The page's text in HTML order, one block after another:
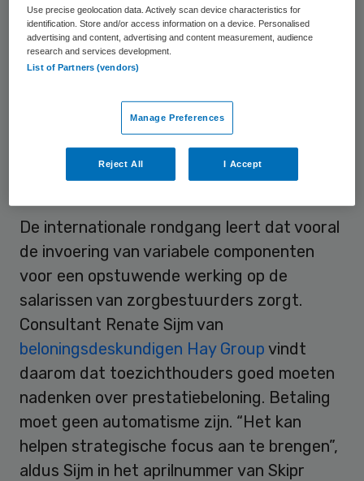
geen zuivere afspiegeling van de feitelijke
inkomenspositie. Gecorrigeerd voor
koopkracht en de relatieve omvang van de
zorgbestuurders er gunstig uit ten
opzichte van hun buitenlandse collega’s.
Prestatiebeloning
De internationale rondgang leert dat vooral
de invoering van variabele componenten
voor een opstuwende werking op de
salarissen van zorgbestuurders zorgt.
Consultant Renate Sijm van
beloningsdeskundigen Hay Group vindt
daarom dat toezichthouders goed moeten
nadenken over prestatiebeloning. Betaling
moet geen automatisme zijn. “Het kan
helpen strategische focus aan te brengen”,
aldus Sijm in het aprilnummer van Skipr
Use precise geolocation data. Actively scan device characteristics for
identification. Store and/or access information on a device. Personalised
advertising and content, advertising and content measurement, audience
research and services development.
List of Partners (vendors)
Manage Preferences
Reject All I Accept